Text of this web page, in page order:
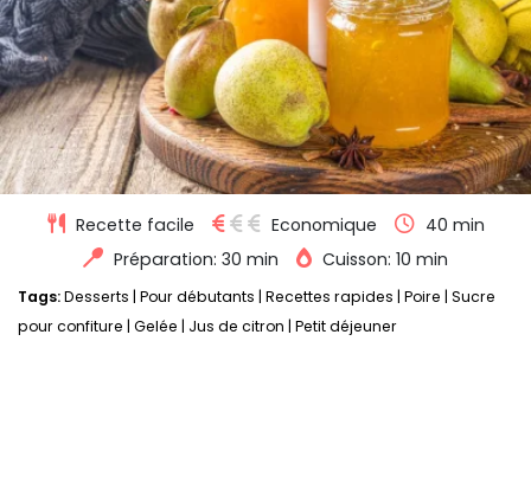
Recette facile Economique
40 min
Préparation: 30 min
Cuisson: 10 min
Tags:Desserts Pour débutants Recettes rapides Poire Sucre
pour confiture Gelée Jus de citron Petit déjeuner